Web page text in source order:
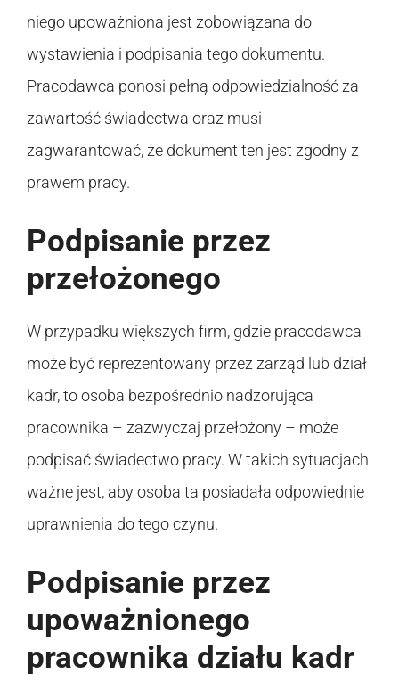
niego upoważniona jest zobowiązana do
wystawienia i podpisania tego dokumentu.
Pracodawca ponosi pełną odpowiedzialność za
zawartość świadectwa oraz musi
zagwarantować, że dokument ten jest zgodny z
prawem pracy.
Podpisanie przez
przełożonego
W przypadku większych firm, gdzie pracodawca
może być reprezentowany przez zarząd lub dział
kadr, to osoba bezpośrednio nadzorująca
pracownika – zazwyczaj przełożony – może
podpisać świadectwo pracy. W takich sytuacjach
ważne jest, aby osoba ta posiadała odpowiednie
uprawnienia do tego czynu.
Podpisanie przez
upoważnionego
pracownika działu kadr